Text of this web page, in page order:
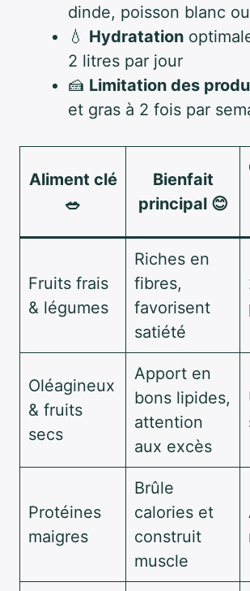
dinde, poisson blanc
💧 Hydratation
2 litres par jour
🍰 Limitation des
et gras à 2 fois par
Aliment clé
🥗
Bienfait
principal 😊
Fruits frais
& légumes
Riches en
fibres,
favorisent
satiété
Oléagineux
& fruits
secs
Apport en
bons lipides,
attention
aux excès
Protéines
maigres
Brûle
calories et
construit
muscle